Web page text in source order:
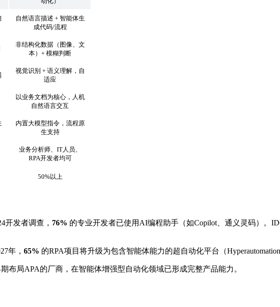
自然语言描述 + 智能体生
成代码/流程
非结构化数据（图像、文
本）+ 模糊判断
视觉识别 + 语义理解，自
适应
以业务文档为核心，人机
自然语言交互
内置大模型指令，流程原
生支持
业务分析师、IT人员、
RPA开发者均可
50%以上
开发者调查， 76% 的专业开发者已使用AI编程助手（如Copilot、通义灵码）。
年， 65% 的RPA项目将升级为包含智能体能力的超自动化平台（
布局APA的厂商，在智能体增强型自动化领域已形成完整产品能力。